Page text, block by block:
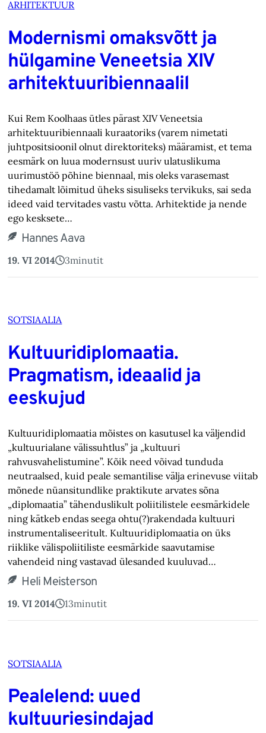
ARHITEKTUUR
Modernismi omaksvõtt ja
hülgamine Veneetsia XIV
arhitektuuribiennaalil
Kui Rem Koolhaas ütles pärast XIV Veneetsia
arhitektuuribiennaali kuraatoriks (varem nimetati
juhtpositsioonil olnut direktoriteks) määramist, et tema
eesmärk on luua modernsust uuriv ulatuslikuma
uurimustöö põhine biennaal, mis oleks varasemast
tihedamalt lõimitud üheks sisuliseks tervikuks, sai seda
ideed vaid tervitades vastu võtta. Arhitektide ja nende
ego kesksete…
Hannes Aava
19. VI 2014 3minutit
SOTSIAALIA
Kultuuridiplomaatia.
Pragmatism, ideaalid ja
eeskujud
Kultuuridiplomaatia mõistes on kasutusel ka väljendid
„kultuurialane välissuhtlus” ja „kultuuri
rahvusvahelistumine”. Kõik need võivad tunduda
neutraalsed, kuid peale semantilise välja erinevuse viitab
mõnede nüansitundlike praktikute arvates sõna
„diplomaatia” tähenduslikult poliitilistele eesmärkidele
ning kätkeb endas seega ohtu(?)rakendada kultuuri
instrumentaliseeritult. Kultuuridiplomaatia on üks
riiklike välispoliitiliste eesmärkide saavutamise
vahendeid ning vastavad ülesanded kuuluvad…
Heli Meisterson
19. VI 2014 13minutit
SOTSIAALIA
Pealelend: uued
kultuuriesindajad